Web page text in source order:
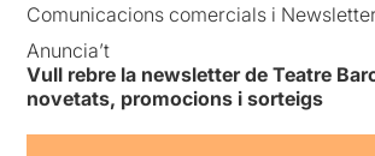
Comunicacions comercials i
Anuncia’t
Vull rebre la newsletter de Teatre
novetats, promocions i sorteigs